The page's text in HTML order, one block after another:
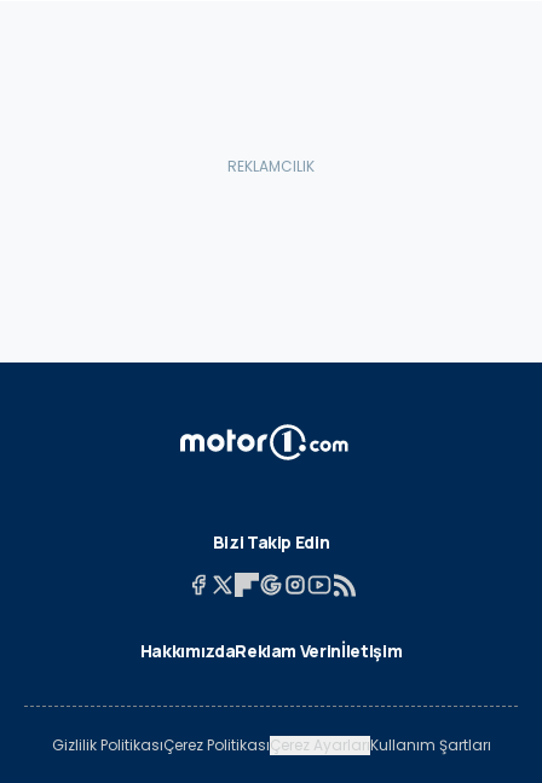
Bizi Takip Edin
HakkımızdaReklam Verinİletişim
Gizlilik PolitikasıÇerez PolitikasıÇerez AyarlarıKullanım Şartları